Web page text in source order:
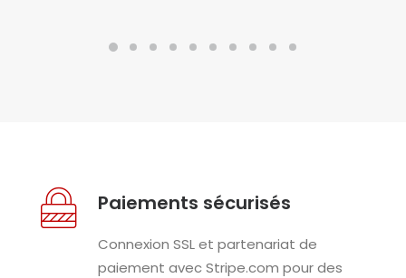
Paiements sécurisés
Connexion SSL et partenariat de
paiement avec Stripe.com pour des